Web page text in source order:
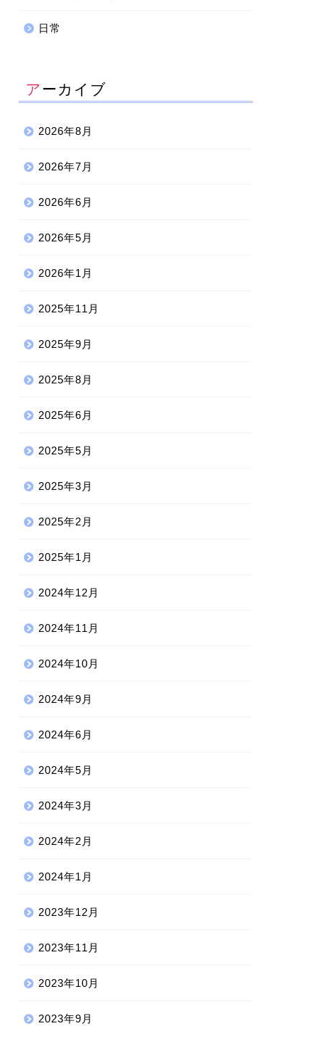
日常
アーカイブ
2026年8月
2026年7月
2026年6月
2026年5月
2026年1月
2025年11月
2025年9月
2025年8月
2025年6月
2025年5月
2025年3月
2025年2月
2025年1月
2024年12月
2024年11月
2024年10月
2024年9月
2024年6月
2024年5月
2024年3月
2024年2月
2024年1月
2023年12月
2023年11月
2023年10月
2023年9月